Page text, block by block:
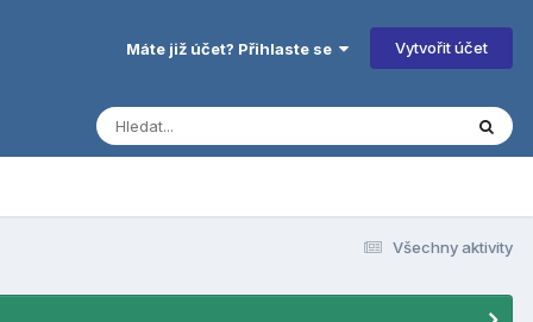
Máte již účet? Přihlaste se Vytvořit účet
Všechny aktivity